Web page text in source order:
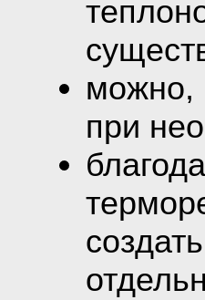
можно,
при